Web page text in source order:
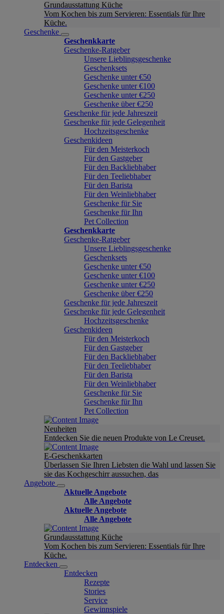
Grundausstattung Küche
Vom Kochen bis zum Servieren: Essentials für Ihre
Küche.
Geschenke
Geschenkkarte
Geschenke-Ratgeber
Unsere Lieblingsgeschenke
Geschenksets
Geschenke unter €50
Geschenke unter €100
Geschenke unter €250
Geschenke über €250
Geschenke für jede Jahreszeit
Geschenke für jede Gelegenheit
Hochzeitsgeschenke
Geschenkideen
Für den Meisterkoch
Für den Gastgeber
Für den Backliebhaber
Für den Teeliebhaber
Für den Barista
Für den Weinliebhaber
Geschenke für Sie
Geschenke für Ihn
Pet Collection
Geschenkkarte
Geschenke-Ratgeber
Unsere Lieblingsgeschenke
Geschenksets
Geschenke unter €50
Geschenke unter €100
Geschenke unter €250
Geschenke über €250
Geschenke für jede Jahreszeit
Geschenke für jede Gelegenheit
Hochzeitsgeschenke
Geschenkideen
Für den Meisterkoch
Für den Gastgeber
Für den Backliebhaber
Für den Teeliebhaber
Für den Barista
Für den Weinliebhaber
Geschenke für Sie
Geschenke für Ihn
Pet Collection
Neuheiten
Entdecken Sie die neuen Produkte von Le Creuset.
E-Geschenkkarten
Überlassen Sie Ihren Liebsten die Wahl und lassen Sie
sie das Kochgeschirr aussuchen, das
Angebote
Aktuelle Angebote
Alle Angebote
Aktuelle Angebote
Alle Angebote
Grundausstattung Küche
Vom Kochen bis zum Servieren: Essentials für Ihre
Küche.
Entdecken
Entdecken
Rezepte
Stories
Service
Gewinnspiele